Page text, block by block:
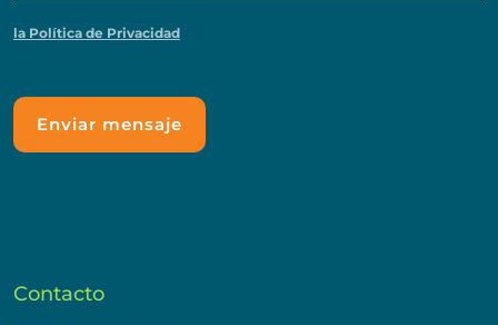
la Política de Privacidad
Contacto